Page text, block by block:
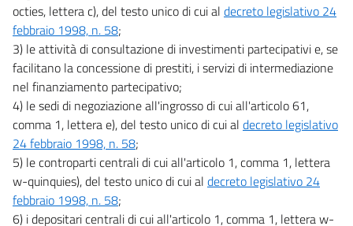
octies, lettera c), del testo unico di cui al decreto legislativo 24
febbraio 1998, n. 58;
3) le attività di consultazione di investimenti partecipativi e, se
facilitano la concessione di prestiti, i servizi di intermediazione
nel finanziamento partecipativo;
4) le sedi di negoziazione all'ingrosso di cui all'articolo 61,
comma 1, lettera e), del testo unico di cui al decreto legislativo
24 febbraio 1998, n. 58;
5) le controparti centrali di cui all'articolo 1, comma 1, lettera
w-quinquies), del testo unico di cui al decreto legislativo 24
febbraio 1998, n. 58;
6) i depositari centrali di cui all'articolo 1, comma 1, lettera w-